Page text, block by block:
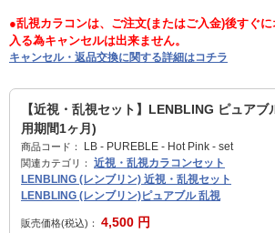
●乱視カラコンは、ご注文(またはご入金)後すぐ
入る為キャンセルは出来ません。
キャンセル・返品交換に関する詳細はコチラ
【近視・乱視セット】LENBLING ピュア
用期間1ヶ月)
商品コード： LB - PUREBLE - Hot Pink - set
関連カテゴリ：
近視・乱視カラコンセット
LENBLING (レンブリン) 近視・乱視セット
LENBLING (レンブリン)ピュアブル 乱視
販売価格(税込)： 4,500 円